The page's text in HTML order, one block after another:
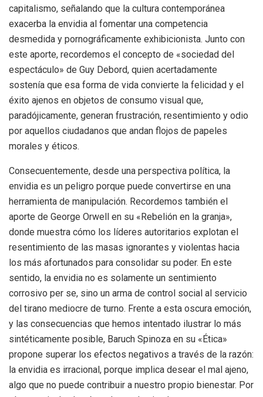
capitalismo, señalando que la cultura contemporánea
exacerba la envidia al fomentar una competencia
desmedida y pornográficamente exhibicionista. Junto con
este aporte, recordemos el concepto de «sociedad del
espectáculo» de Guy Debord, quien acertadamente
sostenía que esa forma de vida convierte la felicidad y el
éxito ajenos en objetos de consumo visual que,
paradójicamente, generan frustración, resentimiento y odio
por aquellos ciudadanos que andan flojos de papeles
morales y éticos.
Consecuentemente, desde una perspectiva política, la
envidia es un peligro porque puede convertirse en una
herramienta de manipulación. Recordemos también el
aporte de George Orwell en su «Rebelión en la granja»,
donde muestra cómo los líderes autoritarios explotan el
resentimiento de las masas ignorantes y violentas hacia
los más afortunados para consolidar su poder. En este
sentido, la envidia no es solamente un sentimiento
corrosivo per se, sino un arma de control social al servicio
del tirano mediocre de turno. Frente a esta oscura emoción,
y las consecuencias que hemos intentado ilustrar lo más
sintéticamente posible, Baruch Spinoza en su «Ética»
propone superar los efectos negativos a través de la razón:
la envidia es irracional, porque implica desear el mal ajeno,
algo que no puede contribuir a nuestro propio bienestar. Por